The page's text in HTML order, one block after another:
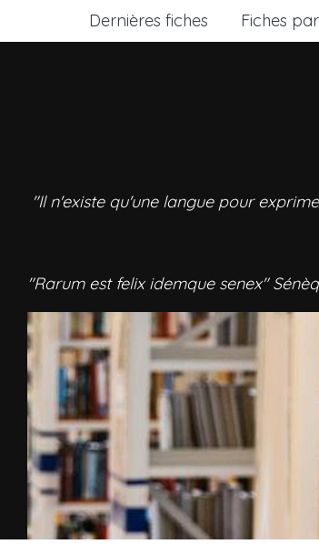
Dernières fiches Fiches
"Il n'existe qu'une langue pour
"Rarum est felix idemque senex"